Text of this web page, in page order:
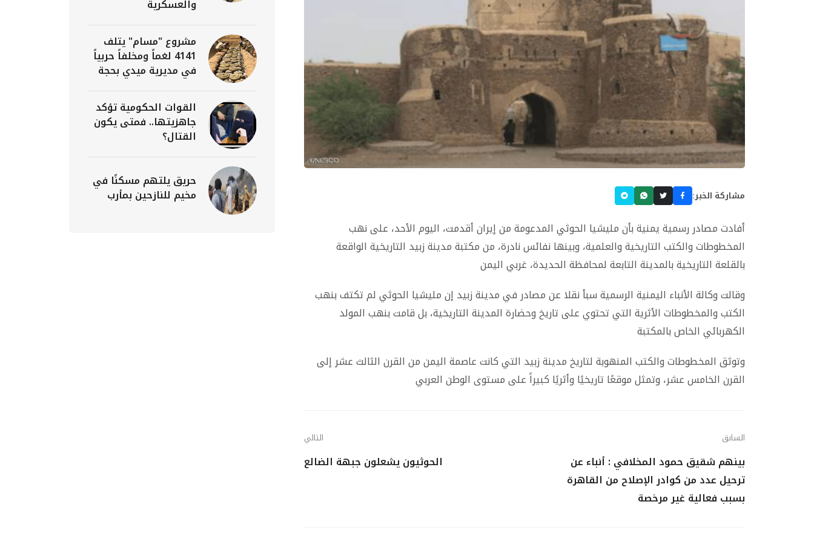
مشاركة الخبر:
أفادت مصادر رسمية يمنية بأن مليشيا الحوثي المدعومة من إيران أقدمت، اليوم الأحد، على نهب
المخطوطات والكتب التاريخية والعلمية، وبينها نفائس نادرة، من مكتبة مدينة زبيد التاريخية الواقعة
بالقلعة التاريخية بالمدينة التابعة لمحافظة الحديدة، غربي اليمن
وقالت وكالة الأنباء اليمنية الرسمية سبأ نقلا عن مصادر في مدينة زبيد إن مليشيا الحوثي لم تكتف بنهب
الكتب والمخطوطات الأثرية التي تحتوي على تاريخ وحضارة المدينة التاريخية، بل قامت بنهب المولد
الكهربائي الخاص بالمكتبة
وتوثق المخطوطات والكتب المنهوبة لتاريخ مدينة زبيد التي كانت عاصمة اليمن من القرن الثالث عشر إلى
القرن الخامس عشر، وتمثل موقعًا تاريخيًا وأثريًا كبيراً على مستوى الوطن العربي
السابق
بينهم شقيق حمود المخلافي : أنباء عن
ترحيل عدد من كوادر الإصلاح من القاهرة
بسبب فعالية غير مرخصة
التالي
الحوثيون يشعلون جبهة الضالع
والعسكرية
مشروع "مسام" يتلف
4141 لغماً ومخلفاً حربياً
في مديرية ميدي بحجة
القوات الحكومية تؤكد
جاهزيتها.. فمتى يكون
القتال؟
حريق يلتهم مسكنًا في
مخيم للنازحين بمأرب